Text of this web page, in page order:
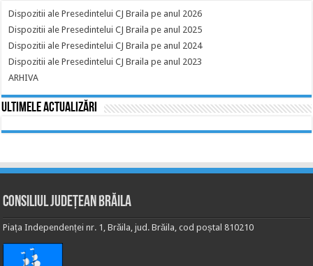
Dispozitii ale Presedintelui CJ Braila pe anul 2026
Dispozitii ale Presedintelui CJ Braila pe anul 2025
Dispozitii ale Presedintelui CJ Braila pe anul 2024
Dispozitii ale Presedintelui CJ Braila pe anul 2023
ARHIVA
Ultimele actualizări
Consiliul Județean Brăila
Piața Independenței nr. 1, Brăila, jud. Brăila, cod poștal 810210